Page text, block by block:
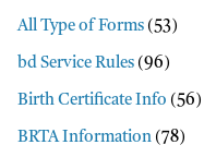
All Type of Forms (53)
bd Service Rules (96)
Birth Certificate Info (56)
BRTA Information (78)